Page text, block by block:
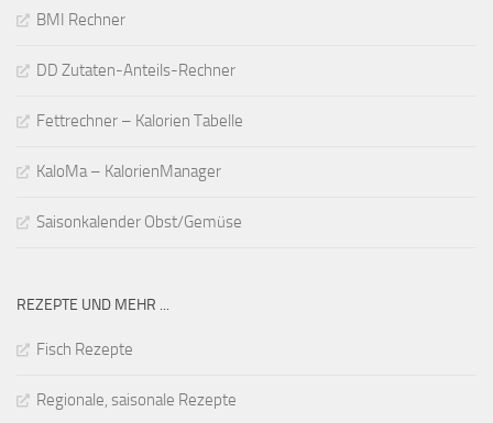
BMI Rechner
DD Zutaten-Anteils-Rechner
Fettrechner – Kalorien Tabelle
KaloMa – KalorienManager
Saisonkalender Obst/Gemüse
REZEPTE UND MEHR ...
Fisch Rezepte
Regionale, saisonale Rezepte